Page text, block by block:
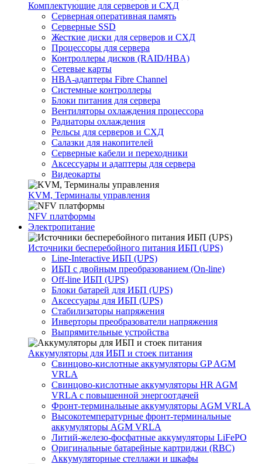
Комплектующие для серверов и СХД
Серверная оперативная память
Серверные SSD
Жесткие диски для серверов и СХД
Процессоры для сервера
Контроллеры дисков (RAID/HBA)
Сетевые карты
HBA-адаптеры Fibre Channel
Системные контроллеры
Блоки питания для сервера
Вентиляторы охлаждения процессора
Радиаторы охлаждения
Рельсы для серверов и СХД
Салазки для накопителей
Серверные кабели и переходники
Аксессуары и адаптеры для сервера
Видеокарты
KVM, Терминалы управления
NFV платформы
Электропитание
Источники бесперебойного питания ИБП (UPS)
Line-Interactive ИБП (UPS)
ИБП с двойным преобразованием (On-line)
Off-line ИБП (UPS)
Блоки батарей для ИБП (UPS)
Аксессуары для ИБП (UPS)
Стабилизаторы напряжения
Инверторы преобразователи напряжения
Выпрямительные устройства
Аккумуляторы для ИБП и стоек питания
Свинцово-кислотные аккумуляторы GP AGM
VRLA
Свинцово-кислотные аккумуляторы HR AGM
VRLA с повышенной энергоотдачей
Фронт-терминальные аккумуляторы AGM VRLA
Высокотемпературные фронт-терминальные
аккумуляторы AGM VRLA
Литий-железо-фосфатные аккумуляторы LiFePO
Оригинальные батарейные картриджи (RBC)
Аккумуляторные стеллажи и шкафы